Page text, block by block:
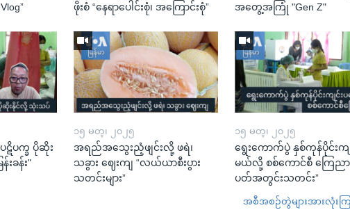
ဖိုးစံ “နေရာပေါင်းစုံ၊ အကြောင်းစုံ”
အတွေ့အကြုံ "Gen Z"
ဋိပက္ခ ပိုဆိုး
းခန်း"
၁၅ မတ္၊ ၂၀၂၅
အရည်အသွေးညံ့ဖျင်းလို့ ဖရဲ၊
သခွား ဈေးကျ “လယ်ယာစီးပွား
သတင်းများ”
၁၅ မတ္၊ ၂၀၂၅
ရွေးကောက်ပွဲ နှစ်ကုန်ပိုင်းက
မယ်လို့ စစ်ကောင်စီ ကြေည
ပတ်အတွင်းသတင်း”
အစီအစဉ်တွဲများအားလုံးက